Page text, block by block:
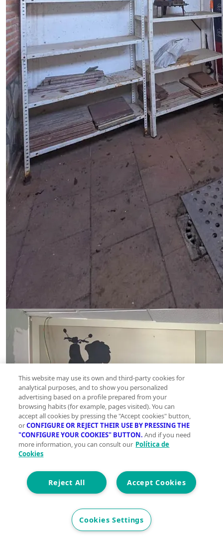
This website may use its own and third-party cookies for
analytical purposes, and to show you personalized
advertising based on a profile prepared from your
browsing habits (for example, pages visited). You can
accept all cookies by pressing the "Accept cookies" button,
orCONFIGURE OR REJECT THEIR USE BY PRESSING THE
"CONFIGURE YOUR COOKIES" BUTTON. And if you need
more information, you can consult our Política de
Cookies
Accept Cookies
Reject All
Cookies Settings